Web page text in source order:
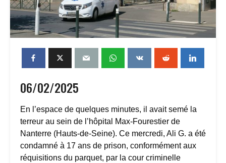
06/02/2025
En l’espace de quelques minutes, il avait semé la
terreur au sein de l’hôpital Max-Fourestier de
Nanterre (Hauts-de-Seine). Ce mercredi, Ali G. a été
condamné à 17 ans de prison, conformément aux
réquisitions du parquet, par la cour criminelle